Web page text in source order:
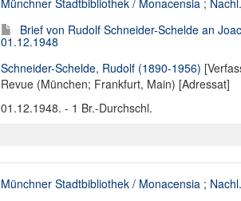
Münchner Stadtbibliothek / Monacensia ;
Brief von Rudolf Schneider-Schelde an
01.12.1948
Schneider-Schelde, Rudolf (1890-1956)
Revue (München; Frankfurt, Main) [Adressat]
01.12.1948. - 1 Br.-Durchschl.
Münchner Stadtbibliothek / Monacensia ;